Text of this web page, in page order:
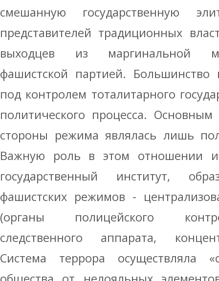
смешанную государственную
представителей традиционных
выходцев из маргинальной
фашистской партией. Большинство
под контролем тоталитарного
политического процесса.
стороны режима являлась лишь
Важную роль в этом отношении
государственный институт,
фашистских режимов -
(органы полицейского
следственного аппарата,
Система террора осуществляла